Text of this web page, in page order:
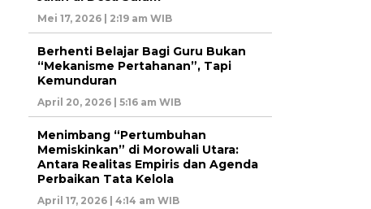
Mei 17, 2026 | 2:19 am WIB
Berhenti Belajar Bagi Guru Bukan
“Mekanisme Pertahanan”, Tapi
Kemunduran
April 20, 2026 | 5:16 am WIB
Menimbang “Pertumbuhan
Memiskinkan” di Morowali Utara:
Antara Realitas Empiris dan Agenda
Perbaikan Tata Kelola
April 17, 2026 | 4:14 am WIB